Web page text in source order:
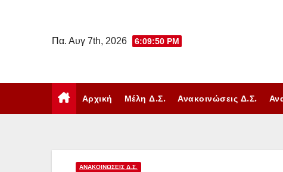
Πα. Αυγ 7th, 2026 6:09:51 PM
Αρχική Μέλη Δ.Σ. Ανακοινώσεις Δ.Σ.
ΑΝΑΚΟΙΝΏΣΕΙΣ Δ.Σ.